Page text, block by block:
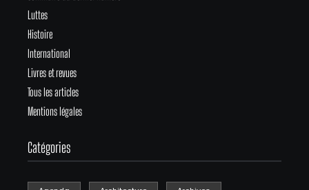
Luttes
Histoire
International
Livres et revues
Tous les articles
Mentions légales
Catégories